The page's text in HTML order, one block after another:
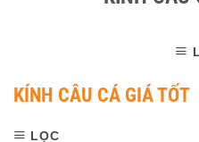
KÍNH CÂU CÁ GIÁ TỐT
LỌC